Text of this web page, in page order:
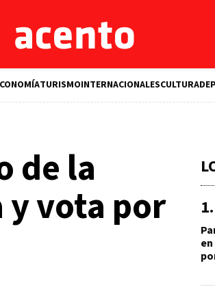
TURISMOINTERNACIONALESCULTURA
de la
vota por